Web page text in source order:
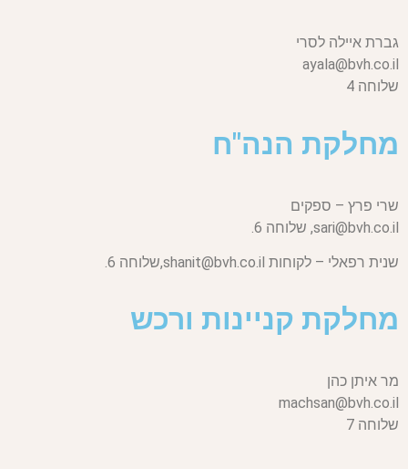
גברת איילה לסרי
ayala@bvh.co.il
שלוחה 4
מחלקת הנה"ח
שרי פרץ – ספקים
sari@bvh.co.il, שלוחה 6.
שנית רפאלי – לקוחות shanit@bvh.co.il, שלוחה 6.
מחלקת קניינות ורכש
מר איתן כהן
machsan@bvh.co.il
שלוחה 7